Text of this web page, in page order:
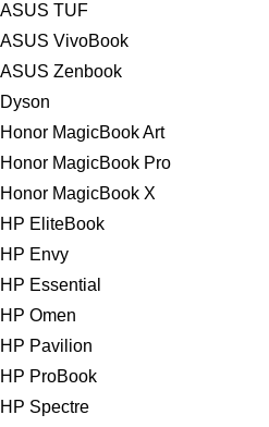
ASUS TUF
ASUS VivoBook
ASUS Zenbook
Dyson
Honor MagicBook Art
Honor MagicBook Pro
Honor MagicBook X
HP EliteBook
HP Envy
HP Essential
HP Omen
HP Pavilion
HP ProBook
HP Spectre